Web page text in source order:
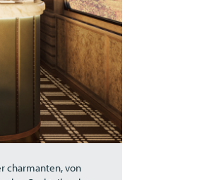
charmanten, von